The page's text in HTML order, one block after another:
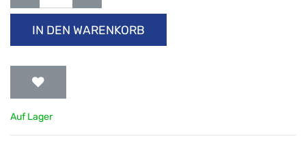
IN DEN WARENKORB
Auf Lager